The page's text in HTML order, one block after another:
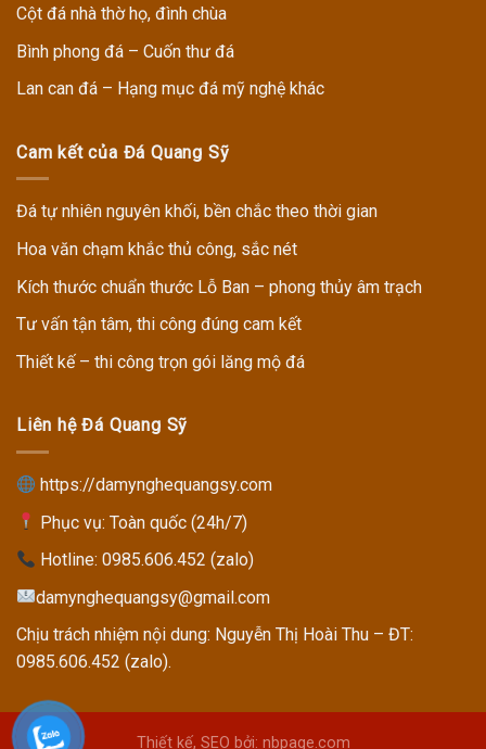
Cột đá nhà thờ họ, đình chùa
Bình phong đá – Cuốn thư đá
Lan can đá – Hạng mục đá mỹ nghệ khác
Cam kết của Đá Quang Sỹ
Đá tự nhiên nguyên khối, bền chắc theo thời gian
Hoa văn chạm khắc thủ công, sắc nét
Kích thước chuẩn thước Lỗ Ban – phong thủy âm trạch
Tư vấn tận tâm, thi công đúng cam kết
Thiết kế – thi công trọn gói lăng mộ đá
Liên hệ Đá Quang Sỹ
https://damynghequangsy.com
Phục vụ: Toàn quốc (24h/7)
Hotline:0985.606.452 (zalo)
damynghequangsy@gmail.com
Chịu trách nhiệm nội dung: Nguyễn Thị Hoài Thu – ĐT:
0985.606.452 (zalo).
Thiết kế, SEO bởi: nbpage.com